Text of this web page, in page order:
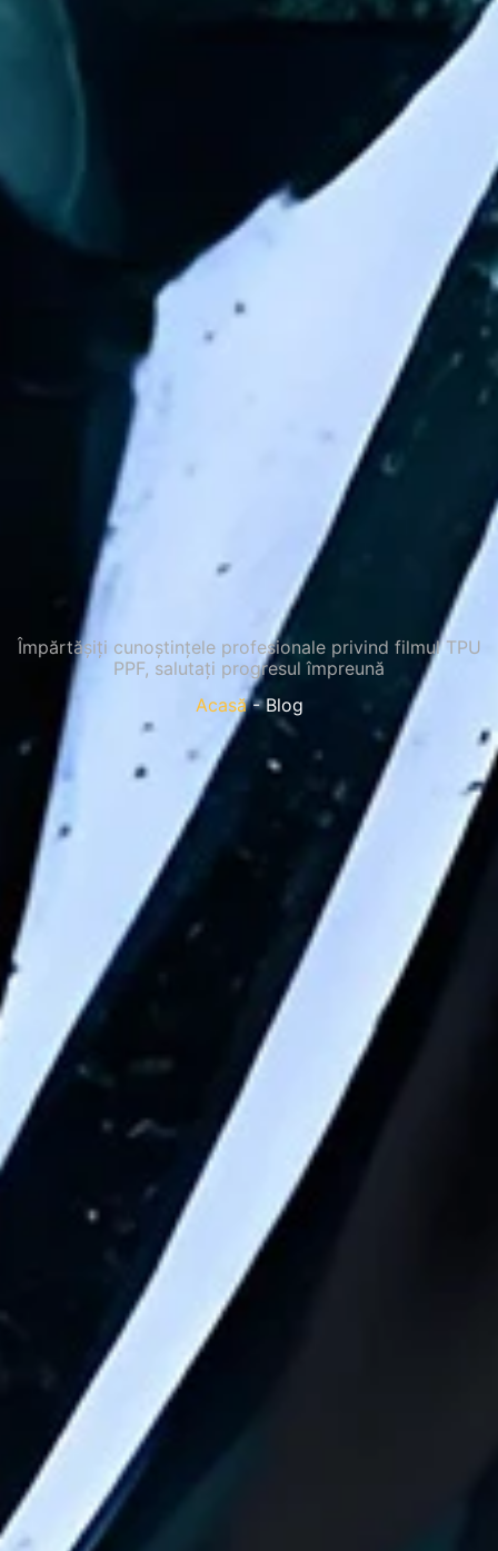
Împărtășiți cunoștințele profesionale privind filmul TPU
PPF, salutați progresul împreună
Acasă- Blog